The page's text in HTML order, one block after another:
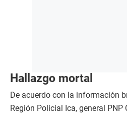
Hallazgo mortal
De acuerdo con la información
Región Policial Ica, general PNP